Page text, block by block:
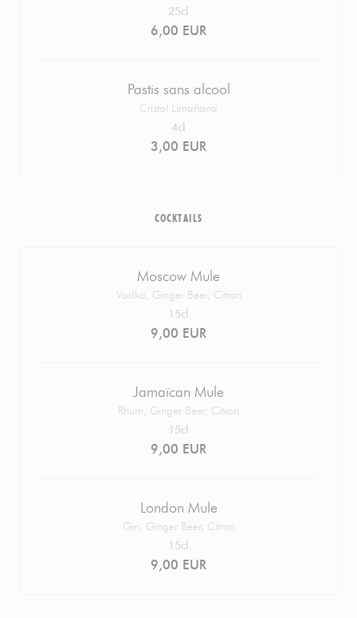
6,00 EUR
25cl
Pastis sans alcool
Cristal Limañana
3,00 EUR
4cl
COCKTAILS
Moscow Mule
Vodka, Ginger Beer, Citron
9,00 EUR
15cl
Jamaïcan Mule
Rhum, Ginger Beer, Citron
9,00 EUR
15cl
London Mule
Gin, Ginger Beer, Citron
9,00 EUR
15cl